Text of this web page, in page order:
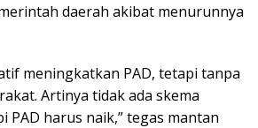
daerah akibat menurunnya
meningkatkan PAD, tetapi tanpa
Artinya tidak ada skema
PAD harus naik,” tegas mantan